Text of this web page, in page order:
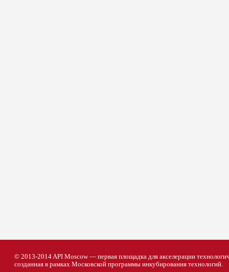
© 2013-2014 API Moscow — первая площадка для акселерации
созданная в рамках Московской программы инкубирования технологий.